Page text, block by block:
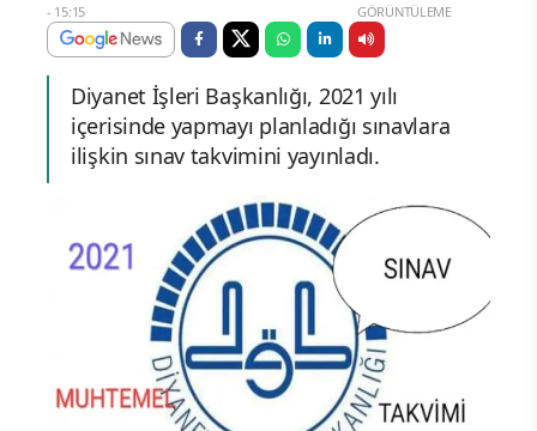
- 15:15
GÖRÜNTÜLEME
Diyanet İşleri Başkanlığı, 2021 yılı
içerisinde yapmayı planladığı sınavlara
ilişkin sınav takvimini yayınladı.